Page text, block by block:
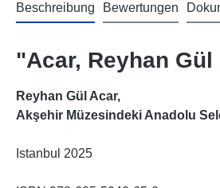
Beschreibung Bewertungen
"Acar, Reyhan
Reyhan Gül Acar,
Akşehir Müzesindeki Anadolu
Istanbul 2025